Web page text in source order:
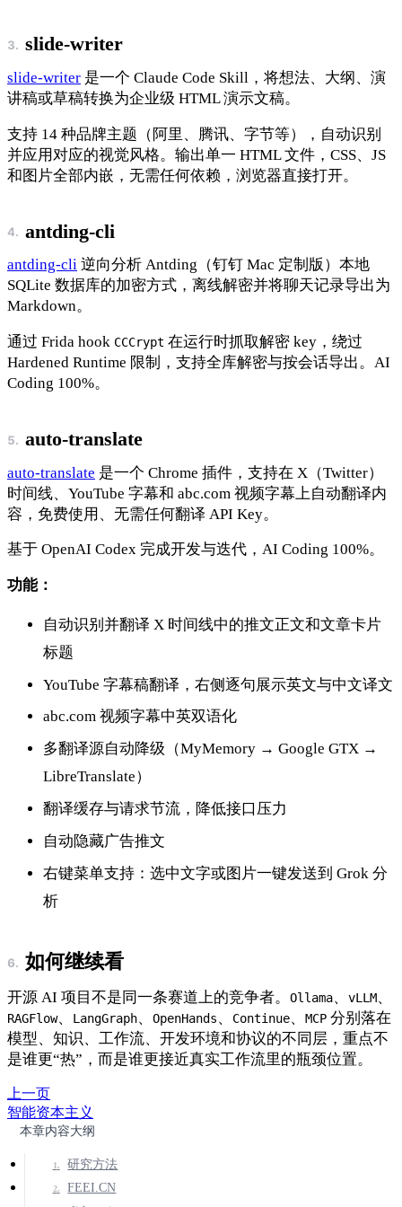
slide-writer
slide-writer 是一个 Claude Code Skill，将想法、大纲、演
讲稿或草稿转换为企业级 HTML 演示文稿。
支持 14 种品牌主题（阿里、腾讯、字节等），自动识别
并应用对应的视觉风格。输出单一 HTML 文件，CSS、JS
和图片全部内嵌，无需任何依赖，浏览器直接打开。
antding-cli
antding-cli 逆向分析 Antding（钉钉 Mac 定制版）本地
SQLite 数据库的加密方式，离线解密并将聊天记录导出为
Markdown。
通过 Frida hook CCCrypt 在运行时抓取解密 key，绕过
Hardened Runtime 限制，支持全库解密与按会话导出。AI
Coding 100%。
auto-translate
auto-translate 是一个 Chrome 插件，支持在 X（Twitter）
时间线、YouTube 字幕和 abc.com 视频字幕上自动翻译内
容，免费使用、无需任何翻译 API Key。
基于 OpenAI Codex 完成开发与迭代，AI Coding 100%。
功能：
自动识别并翻译 X 时间线中的推文正文和文章卡片
标题
YouTube 字幕稿翻译，右侧逐句展示英文与中文译文
abc.com 视频字幕中英双语化
多翻译源自动降级（MyMemory → Google GTX →
LibreTranslate）
翻译缓存与请求节流，降低接口压力
自动隐藏广告推文
右键菜单支持：选中文字或图片一键发送到 Grok 分
析
如何继续看
开源 AI 项目不是同一条赛道上的竞争者。 Ollama、 vLLM、
RAGFlow、 LangGraph、 OpenHands、 Continue、 MCP 分别落在
模型、知识、工作流、开发环境和协议的不同层，重点不
是谁更“热”，而是谁更接近真实工作流里的瓶颈位置。
上一页
智能资本主义
本章内容大纲
研究方法
FEEI.CN